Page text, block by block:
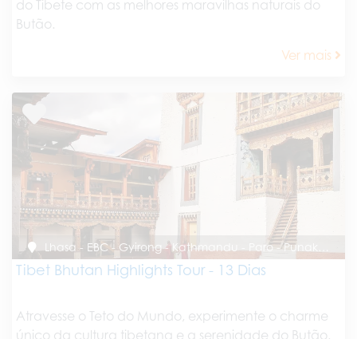
do Tibete com as melhores maravilhas naturais do
Butão.
Ver mais
Lhasa - EBC - Gyirong - Kathmandu - Paro - Punakha - Paro
Tibet Bhutan Highlights Tour - 13 Dias
Atravesse o Teto do Mundo, experimente o charme
único da cultura tibetana e a serenidade do Butão.